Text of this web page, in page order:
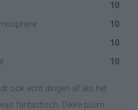
10
10
10
10
ook echt dingen af als het
fantastisch. Dikke pluim.